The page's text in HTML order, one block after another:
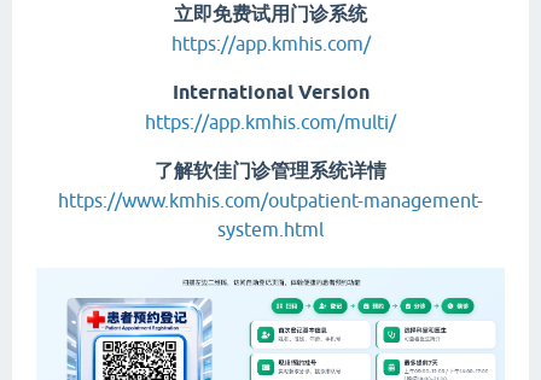
立即免费试用门诊系统
https://app.kmhis.com/
International Version
https://app.kmhis.com/multi/
了解软佳门诊管理系统详情
https://www.kmhis.com/outpatient-management-
system.html